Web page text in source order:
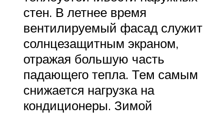
стен. В летнее время
вентилируемый фасад служит
солнцезащитным экраном,
отражая большую часть
падающего тепла. Тем самым
снижается нагрузка на
кондиционеры. Зимой